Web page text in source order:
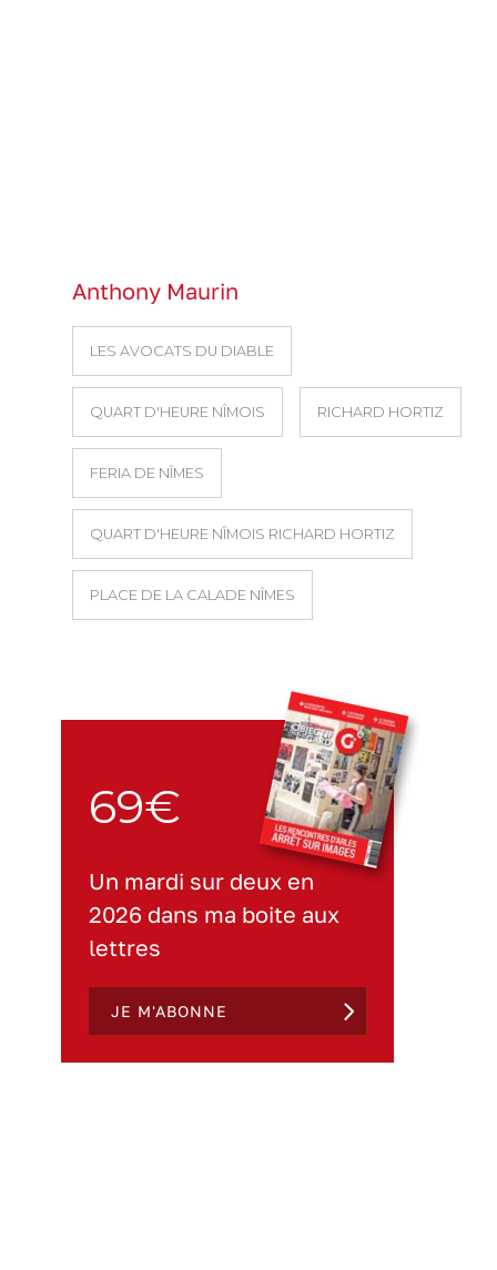
Anthony Maurin
LES AVOCATS DU DIABLE
QUART D'HEURE NÎMOIS RICHARD HORTIZ
FERIA DE NÎMES
QUART D'HEURE NÎMOIS RICHARD HORTIZ
PLACE DE LA CALADE NÎMES
69€
Un mardi sur deux en
2026 dans ma boite aux
lettres
JE M'ABONNE